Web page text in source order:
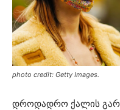
photo credit: Getty Images.
დროდადრო ქალის